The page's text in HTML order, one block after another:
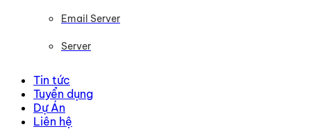
Email Server
Server
Tin tức
Tuyển dụng
Dự Án
Liên hệ